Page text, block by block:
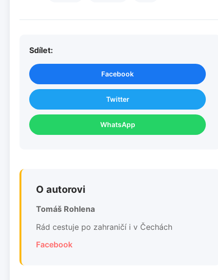
Sdílet:
Facebook
Twitter
WhatsApp
O autorovi
Tomáš Rohlena
Rád cestuje po zahraničí i v Čechách
Facebook